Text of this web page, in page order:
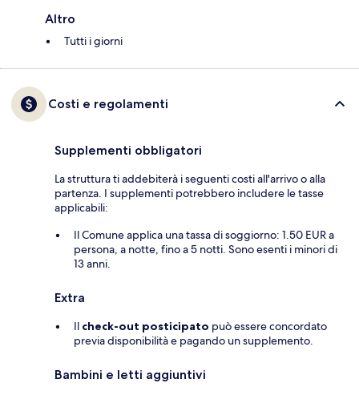
Altro
Tutti i giorni
Costi e regolamenti
Supplementi obbligatori
La struttura ti addebiterà i seguenti costi all'arrivo o alla
partenza. I supplementi potrebbero includere le tasse
applicabili:
Il Comune applica una tassa di soggiorno: 1.50 EUR a
persona, a notte, fino a 5 notti. Sono esenti i minori di
13 anni.
Extra
Il check-out posticipato può essere concordato
previa disponibilità e pagando un supplemento.
Bambini e letti aggiuntivi